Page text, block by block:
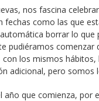
nos fascina
fechas como las que
borrar lo que
pudiéramos comenzar
los mismos hábitos,
adicional, pero somos
año que comienza, por